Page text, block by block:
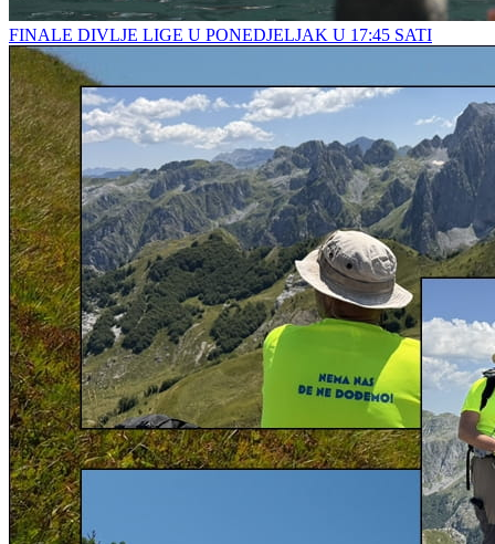
FINALE DIVLJE LIGE U PONEDJELJAK U 17:45 SATI